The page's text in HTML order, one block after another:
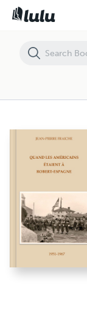
Quand les Américains